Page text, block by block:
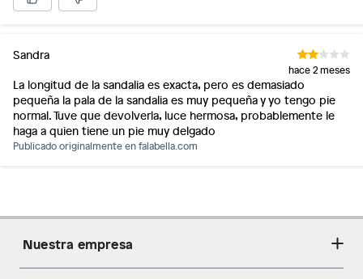
Sandra
hace 2 meses
La longitud de la sandalia es exacta, pero es demasiado
pequeña la pala de la sandalia es muy pequeña y yo tengo pie
normal. Tuve que devolverla, luce hermosa, probablemente le
haga a quien tiene un pie muy delgado
Publicado originalmente enfalabella.com
Nuestra empresa